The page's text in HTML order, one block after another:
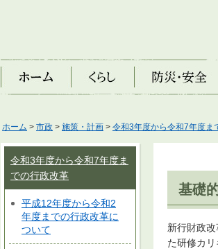
ホーム くらし 防災・安全
ホーム > 市政 > 施策・計画 > 令和3年度から令和7年度ま
令和3年度から令和7年度ま
での行政改革
平成12年度から令和2
年度までの行政改革に
ついて
基礎
新行財政
た研修カリ